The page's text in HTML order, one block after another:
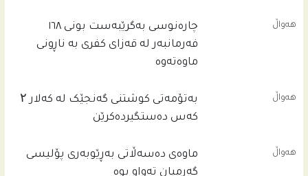
هەواڵ
چاره‌نوسى به‌گرێبه‌ست بونى ١٦٨
فه‌رمانبه‌ر له‌ قه‌زاى كفرى به‌ ناڕونى
ماوه‌ته‌وه‌
هەواڵ
بەتۆمەتی کوشتنی گەنجێک لە کەلار ۲
کەس دەستگیردەکرێن
هەواڵ
ماوەی دەسەڵاتی بەڕێوبەری پۆلیسی
گەرمیان تەواو بوە